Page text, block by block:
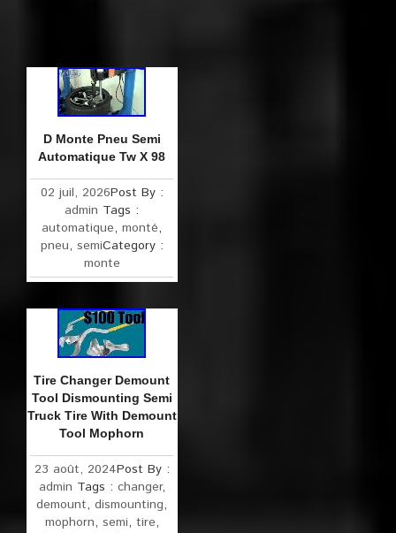
D Monte Pneu Semi
Automatique Tw X 98
02 juil, 2026Post By :
admin Tags :
automatique,monté,
pneu, semiCategory :
monte
Tire Changer Demount
Tool Dismounting Semi
Truck Tire With Demount
Tool Mophorn
23 août, 2024Post By :
admin Tags : changer,
demount,dismounting,
mophorn, semi, tire,